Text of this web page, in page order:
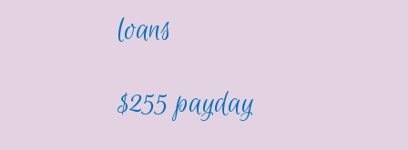
loans
$255 payday